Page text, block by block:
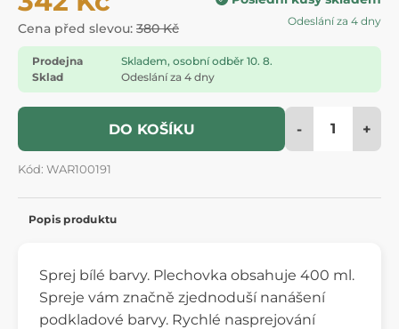
Cena před slevou: 380 Kč Odeslání za 4 dny
Prodejna
Skladem, osobní odběr 10. 8.
Sklad
Odeslání za 4 dny
DO KOŠÍKU - +
Kód: WAR100191
Popis produktu
Sprej bílé barvy. Plechovka obsahuje 400 ml.
Spreje vám značně zjednoduší nanášení
podkladové barvy. Rychlé nasprejování